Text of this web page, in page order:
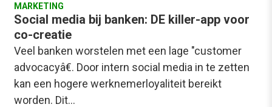
MARKETING
Social media bij banken: DE killer-app voor
co-creatie
Veel banken worstelen met een lage "customer
advocacyâ€. Door intern social media in te zetten
kan een hogere werknemerloyaliteit bereikt
worden. Dit…